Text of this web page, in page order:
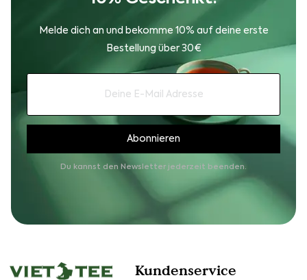
Melde dich an und bekomme 10% auf deine erste
Bestellung über 30€
Du kannst den Newsletter jederzeit beenden.
Kundenservice